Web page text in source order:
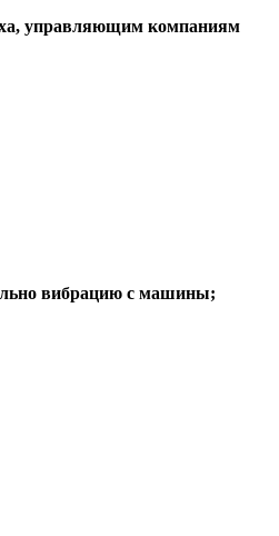
управляющим компаниям
вибрацию с машины;